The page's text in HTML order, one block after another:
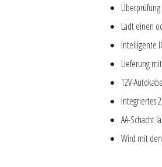
Überprüfung
Lädt einen
Intelligente
Lieferung
12V-
Integriertes
AA-Schacht
Wird mit